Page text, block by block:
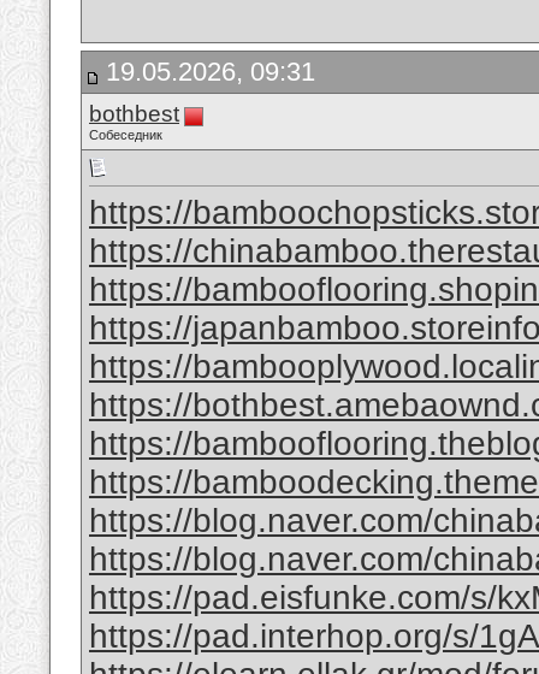
19.05.2026, 09:31
bothbest
Собеседник
https://
https://
https://
https://
https://
https://
https://
https://
https://blog.naver.com/
https://blog.naver.com/
https://pad.eisfunke.com/s/
https://pad.interhop.org/s/